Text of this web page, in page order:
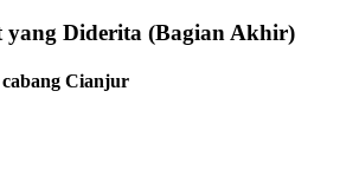
Diderita (Bagian Akhir)
Cianjur